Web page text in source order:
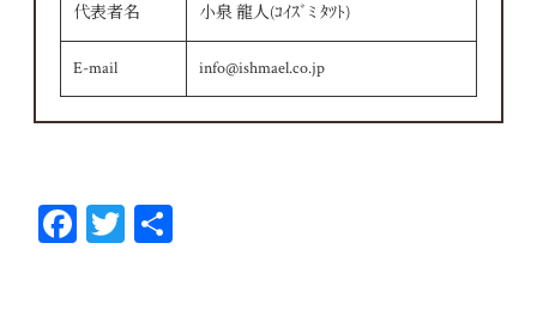
代表者名 小泉 龍人(ｺｲｽﾞﾐ ﾀﾂﾄ)
E-mail info@ishmael.co.jp
Fa T